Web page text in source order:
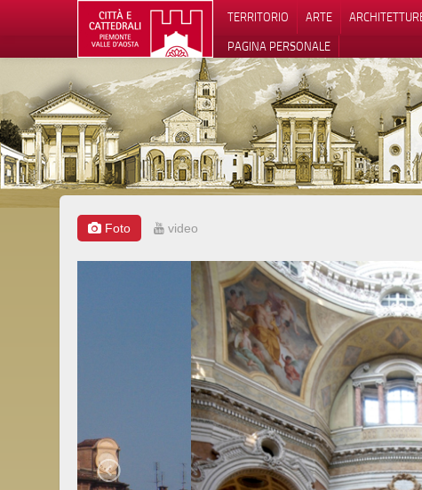
TERRITORIO ARTE
PAGINA PERSONALE
Foto video